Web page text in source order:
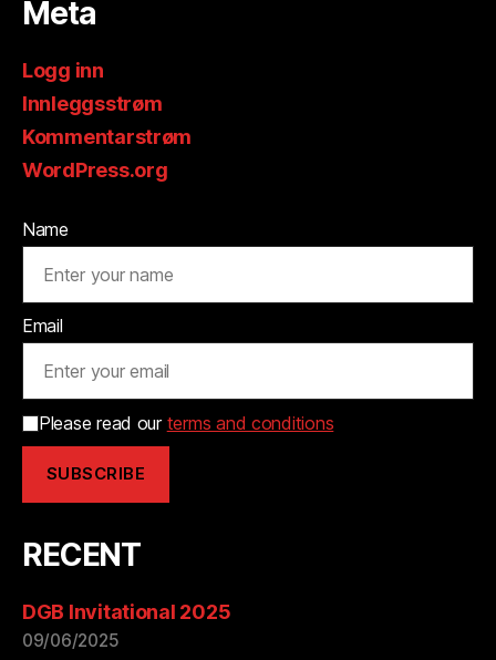
Meta
Logg inn
Innleggsstrøm
Kommentarstrøm
WordPress.org
Name
Email
Please read our terms and conditions
RECENT
DGB Invitational 2025
09/06/2025